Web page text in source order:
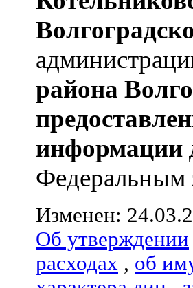
района
информации
Федеральным
Изменен:
Об утверждении
расходах , об